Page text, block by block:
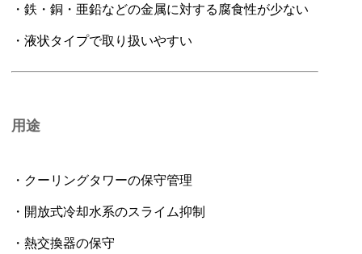
・鉄・銅・亜鉛などの金属に対する腐食性が少ない
・液状タイプで取り扱いやすい
用途
・クーリングタワーの保守管理
・開放式冷却水系のスライム抑制
・熱交換器の保守